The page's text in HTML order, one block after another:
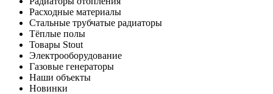
Расходные материалы
Стальные трубчатые радиаторы
Тёплые полы
Товары Stout
Электрооборудование
Газовые генераторы
Наши объекты
Новинки